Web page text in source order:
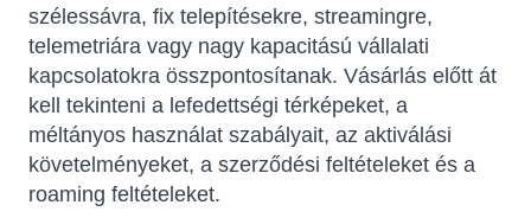
szélessávra, fix telepítésekre, streamingre,
telemetriára vagy nagy kapacitású vállalati
kapcsolatokra összpontosítanak. Vásárlás előtt át
kell tekinteni a lefedettségi térképeket, a
méltányos használat szabályait, az aktiválási
követelményeket, a szerződési feltételeket és a
roaming feltételeket.